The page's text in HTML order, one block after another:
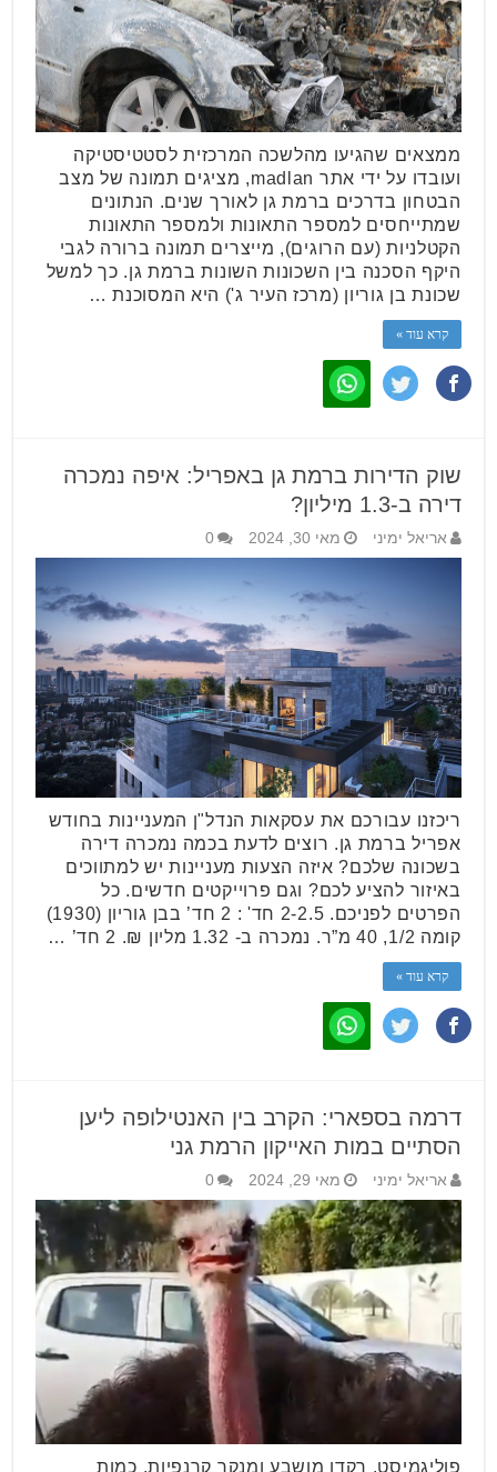
ממצאים שהגיעו מהלשכה המרכזית לסטטיסטיקה
ועובדו על ידי אתר madlan, מציגים תמונה של מצב
הבטחון בדרכים ברמת גן לאורך שנים. הנתונים
שמתייחסים למספר התאונות ולמספר התאונות
הקטלניות (עם הרוגים), מייצרים תמונה ברורה לגבי
היקף הסכנה בין השכונות השונות ברמת גן. כך למשל
שכונת בן גוריון (מרכז העיר ג') היא המסוכנת …
קרא עוד »
שוק הדירות ברמת גן באפריל: איפה נמכרה
דירה ב-1.3 מיליון?
אריאל ימיני מאי 30, 2024 0
ריכזנו עבורכם את עסקאות הנדל"ן המעניינות בחודש
אפריל ברמת גן. רוצים לדעת בכמה נמכרה דירה
בשכונה שלכם? איזה הצעות מעניינות יש למתווכים
באיזור להציע לכם? וגם פרוייקטים חדשים. כל
הפרטים לפניכם. 2-2.5 חד' : 2 חד’ בבן גוריון (1930)
קומה 1/2, 40 מ”ר. נמכרה ב- 1.32 מליון ₪. 2 חד’ …
קרא עוד »
דרמה בספארי: הקרב בין האנטילופה ליען
הסתיים במות האייקון הרמת גני
אריאל ימיני מאי 29, 2024 0
פוליגמיסט, רקדן מושבע ומנקר קרנפיות. כמות